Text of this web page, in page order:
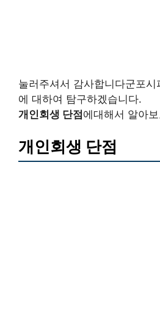
눌러주셔서 감사합니다군포시
에 대하여 탐구하겠습니다.
개인회생 단점에대해서 알아
개인회생 단점